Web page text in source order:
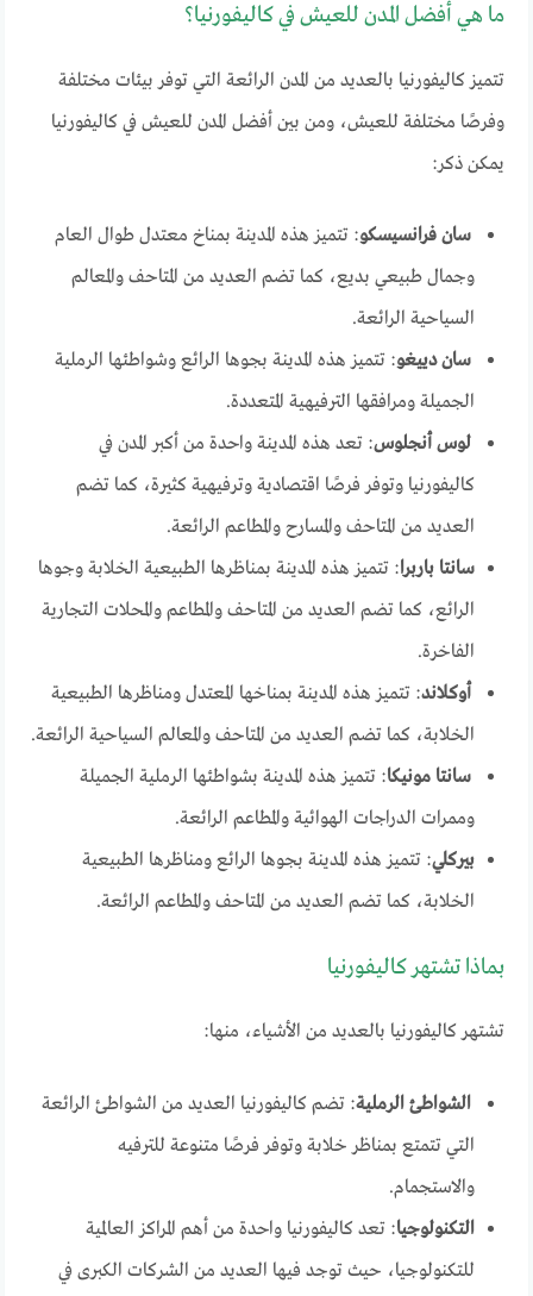
ما هي أفضل المدن للعيش في كاليفورنيا؟
تتميز كاليفورنيا بالعديد من المدن الرائعة التي توفر بيئات مختلفة
وفرصًا مختلفة للعيش، ومن بين أفضل المدن للعيش في كاليفورنيا
يمكن ذكر:
سان فرانسيسكو: تتميز هذه المدينة بمناخ معتدل طوال العام
وجمال طبيعي بديع، كما تضم العديد من المتاحف والمعالم
السياحية الرائعة.
سان دييغو: تتميز هذه المدينة بجوها الرائع وشواطئها الرملية
الجميلة ومرافقها الترفيهية المتعددة.
لوس أنجلوس: تعد هذه المدينة واحدة من أكبر المدن في
كاليفورنيا وتوفر فرصًا اقتصادية وترفيهية كثيرة، كما تضم
العديد من المتاحف والمسارح والمطاعم الرائعة.
سانتا باربرا: تتميز هذه المدينة بمناظرها الطبيعية الخلابة وجوها
الرائع، كما تضم العديد من المتاحف والمطاعم والمحلات التجارية
الفاخرة.
أوكلاند: تتميز هذه المدينة بمناخها المعتدل ومناظرها الطبيعية
الخلابة، كما تضم العديد من المتاحف والمعالم السياحية الرائعة.
سانتا مونيكا: تتميز هذه المدينة بشواطئها الرملية الجميلة
وممرات الدراجات الهوائية والمطاعم الرائعة.
بيركلي: تتميز هذه المدينة بجوها الرائع ومناظرها الطبيعية
الخلابة، كما تضم العديد من المتاحف والمطاعم الرائعة.
بماذا تشتهر كاليفورنيا
تشتهر كاليفورنيا بالعديد من الأشياء، منها:
الشواطئ الرملية: تضم كاليفورنيا العديد من الشواطئ الرائعة
التي تتمتع بمناظر خلابة وتوفر فرصًا متنوعة للترفيه
والاستجمام.
التكنولوجيا: تعد كاليفورنيا واحدة من أهم المراكز العالمية
للتكنولوجيا، حيث توجد فيها العديد من الشركات الكبرى في